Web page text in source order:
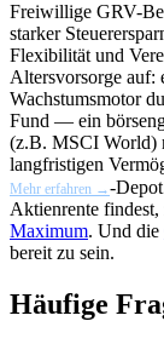
Freiwillige GRV-
starker
Flexibilität und
Altersvorsorge auf:
Wachstumsmotor
Fund — ein
(z.B. MSCI World)
langfristigen
Mehr erfahren →-
Aktienrente findest,
Maximum. Und die
bereit zu sein.
Häufige